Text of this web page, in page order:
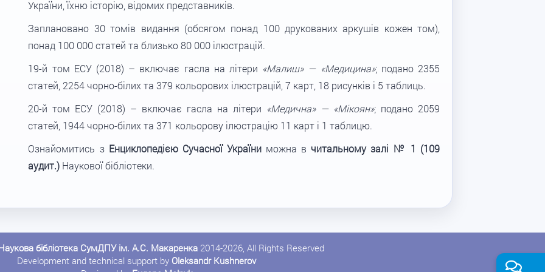
України, їхню історію, відомих представників.
Заплановано 30 томів видання (обсягом понад 100 друкованих аркушів кожен том),
понад 100 000 статей та близько 80 000 ілюстрацій.
19-й том ЕСУ (2018) – включає гасла на літери «Малиш» — «Медицина»; подано 2355
статей, 2254 чорно-білих та 379 кольорових ілюстрацій, 7 карт, 18 рисунків і 5 таблиць.
20-й том ЕСУ (2018) – включає гасла на літери «Медична» — «Мікоян»; подано 2059
статей, 1944 чорно-білих та 371 кольорову ілюстрацію 11 карт і 1 таблицю.
Ознайомитись з Енциклопедією Сучасної Україниможна вчитальному залі № 1 (109
аудит.) Наукової бібліотеки.
бібліотека СумДПУ ім. А.С. Макаренка 2014-2026, All Rights Reserved
Development and technical support by Oleksandr Kushnerov